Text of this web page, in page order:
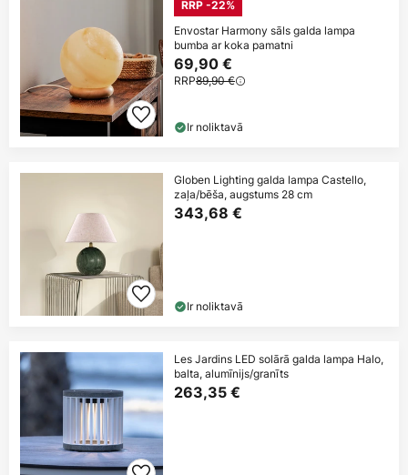
RRP -22%
Envostar Harmony sāls galda lampa
bumba ar koka pamatni
69,90 €
RRP89,90 €
Ir noliktavā
Globen Lighting galda lampa Castello,
zaļa/bēša, augstums 28 cm
343,68 €
Ir noliktavā
Les Jardins LED solārā galda lampa Halo,
balta, alumīnijs/granīts
263,35 €